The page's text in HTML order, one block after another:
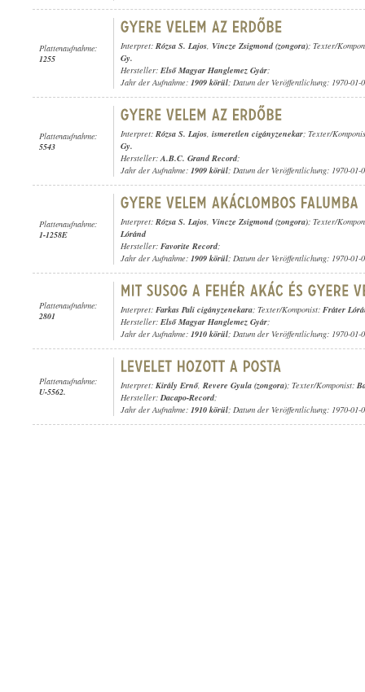
Plattenaufnahme:
1255
Interpret: Rózsa S. Lajos, Vincze Zsigmond (zongora); Texter/
Gy.
Hersteller: Első Magyar Hanglemez Gyár;
Jahr der Aufnahme: 1909 körül; Datum der Veröffentlichung: 1970-01-
Plattenaufnahme:
5543
Interpret: Rózsa S. Lajos, ismeretlen cigányzenekar; Texter/
Gy.
Hersteller:A.B.C. Grand Record;
Jahr der Aufnahme: 1909 körül; Datum der Veröffentlichung: 1970-01-
Plattenaufnahme:
1-1258E
Interpret: Rózsa S. Lajos, Vincze Zsigmond (zongora); Texter/
Lóránd
Hersteller: Favorite Record;
Jahr der Aufnahme: 1909 körül; Datum der Veröffentlichung: 1970-01-
Plattenaufnahme:
2801
Interpret: Farkas Pali cigányzenekara; Texter/Komponist: Fráter
Hersteller: Első Magyar Hanglemez Gyár;
Jahr der Aufnahme: 1910 körül; Datum der Veröffentlichung: 1970-01-
Plattenaufnahme:
U-5562.
Interpret: Király Ernő, Revere Gyula (zongora); Texter/Komponist:
Hersteller:Dacapo-Record;
Jahr der Aufnahme: 1910 körül; Datum der Veröffentlichung: 1970-01-